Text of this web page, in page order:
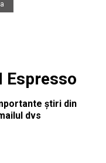
Espresso
știri din
dvs